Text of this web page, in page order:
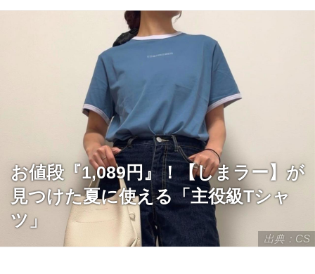
出典：CS
お値段『1,089円』！【しまラー】が
見つけた夏に使える「主役級Tシャ
ツ」